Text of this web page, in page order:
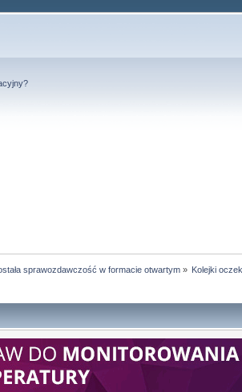
sprawozdawczość w formacie otwartym» Kolejki